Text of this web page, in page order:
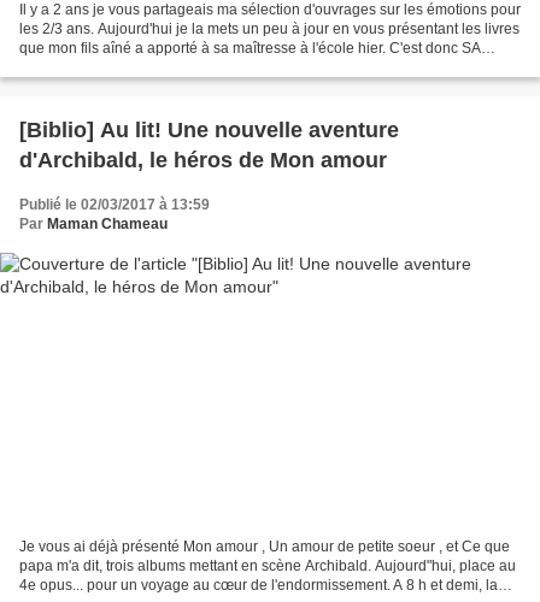
Il y a 2 ans je vous partageais ma sélection d'ouvrages sur les émotions pour
les 2/3 ans. Aujourd'hui je la mets un peu à jour en vous présentant les livres
que mon fils aîné a apporté à sa maîtresse à l'école hier. C'est donc SA
[Biblio] Au lit! Une nouvelle aventure
d'Archibald, le héros de Mon amour
Publié le 02/03/2017 à 13:59
Par Maman Chameau
Je vous ai déjà présenté Mon amour , Un amour de petite soeur , et Ce que
papa m'a dit, trois albums mettant en scène Archibald. Aujourd"hui, place au
4e opus... pour un voyage au cœur de l'endormissement. A 8 h et demi, la